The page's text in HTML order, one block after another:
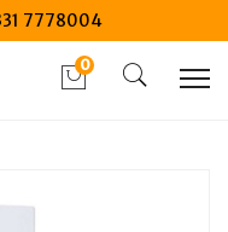
7778004
0